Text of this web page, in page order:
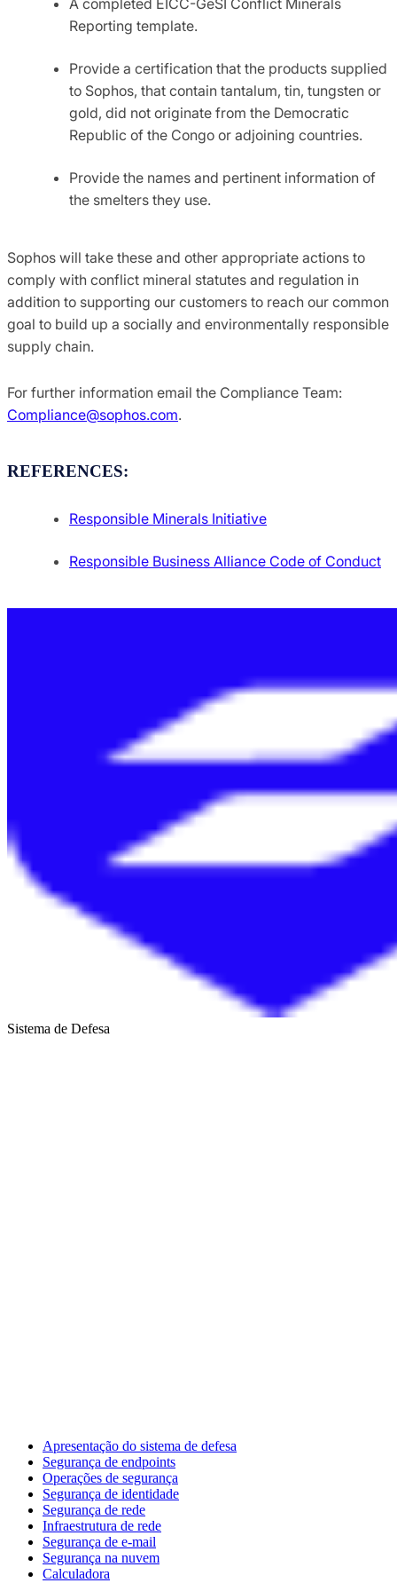
Reporting template.
Provide a certification that the products supplied
to Sophos, that contain tantalum, tin, tungsten or
gold, did not originate from the Democratic
Republic of the Congo or adjoining countries.
Provide the names and pertinent information of
the smelters they use.
Sophos will take these and other appropriate actions to
comply with conflict mineral statutes and regulation in
addition to supporting our customers to reach our common
goal to build up a socially and environmentally responsible
supply chain.
For further information email the Compliance Team:
Compliance@sophos.com.
REFERENCES:
Responsible Minerals Initiative
Responsible Business Alliance Code of Conduct
Sistema de Defesa
Apresentação do sistema de defesa
Segurança de endpoints
Operações de segurança
Segurança de identidade
Segurança de rede
Infraestrutura de rede
Segurança de e-mail
Segurança na nuvem
Calculadora